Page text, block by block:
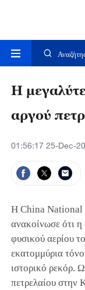
Η
αργού
01:56:17 25-Dec-
Η China National
ανακοίνωσε ότι
φυσικού αερίου
εκατομμύρια
ιστορικό ρεκόρ.
πετρελαίου στην